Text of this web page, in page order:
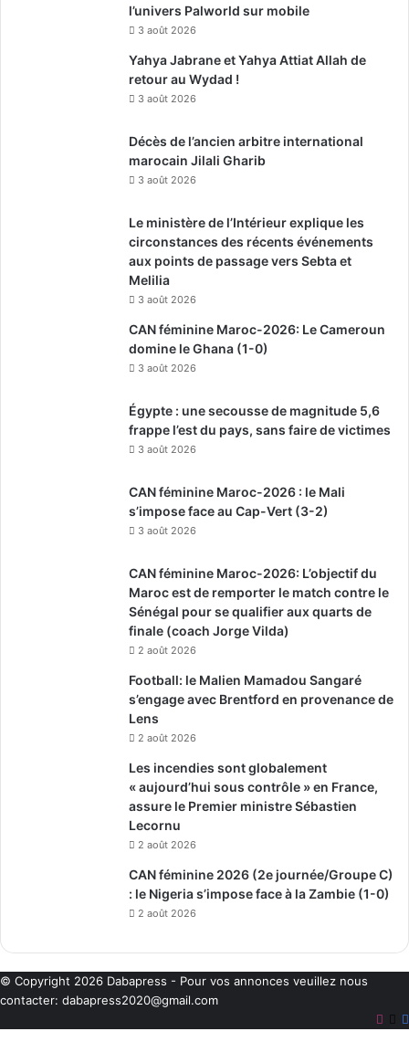
l’univers Palworld sur mobile
3 août 2026
Yahya Jabrane et Yahya Attiat Allah de
retour au Wydad !
3 août 2026
Décès de l’ancien arbitre international
marocain Jilali Gharib
3 août 2026
Le ministère de l’Intérieur explique les
circonstances des récents événements
aux points de passage vers Sebta et
Melilia
3 août 2026
CAN féminine Maroc-2026: Le Cameroun
domine le Ghana (1-0)
3 août 2026
Égypte : une secousse de magnitude 5,6
frappe l’est du pays, sans faire de victimes
3 août 2026
CAN féminine Maroc-2026 : le Mali
s’impose face au Cap-Vert (3-2)
3 août 2026
CAN féminine Maroc-2026: L’objectif du
Maroc est de remporter le match contre le
Sénégal pour se qualifier aux quarts de
finale (coach Jorge Vilda)
2 août 2026
Football: le Malien Mamadou Sangaré
s’engage avec Brentford en provenance de
Lens
2 août 2026
Les incendies sont globalement
« aujourd’hui sous contrôle » en France,
assure le Premier ministre Sébastien
Lecornu
2 août 2026
CAN féminine 2026 (2e journée/Groupe C)
: le Nigeria s’impose face à la Zambie (1-0)
2 août 2026
© Copyright 2026 Dabapress - Pour vos annonces veuillez nous
contacter: dabapress2020@gmail.com